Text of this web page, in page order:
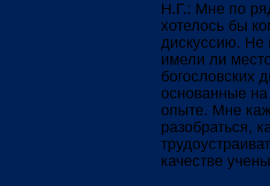
Н.Г.: Мне по
хотелось бы
дискуссию. Не
имели ли
богословских
основанные
опыте. Мне
разобраться,
качестве